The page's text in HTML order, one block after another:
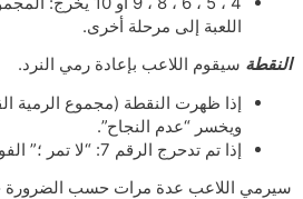
اللعبة إلى مرحلة أخرى.
النقطة سيقوم اللاعب بإعادة رمي النرد.
إذا ظهرت النقطة (مجموع الرمية
ويخسر “عدم النجاح”.
إذا تم تدحرج الرقم 7: “لا تمر ؛” الفوز وتخسر “التمريرات”.
سيرمي اللاعب عدة مرات حسب الضرورة